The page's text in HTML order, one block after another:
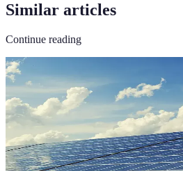
Similar articles
Continue reading